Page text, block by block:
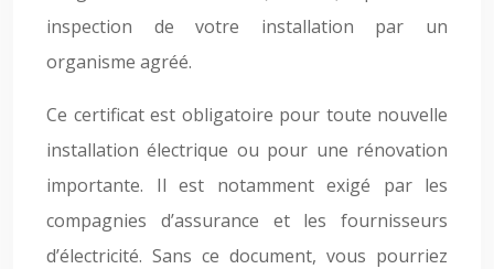
inspection de votre installation par un
organisme agréé.
Ce certificat est obligatoire pour toute nouvelle
installation électrique ou pour une rénovation
importante. Il est notamment exigé par les
compagnies d’assurance et les fournisseurs
d’électricité. Sans ce document, vous pourriez